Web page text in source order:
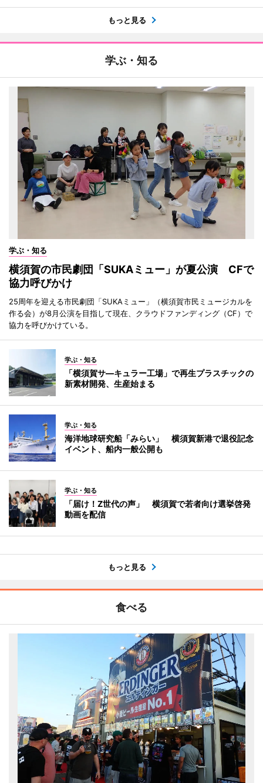
もっと見る
学ぶ・知る
学ぶ・知る
横須賀の市民劇団「SUKAミュー」が夏公演 CFで
協力呼びかけ
25周年を迎える市民劇団「SUKAミュー」（横須賀市民ミュージカルを
作る会）が8月公演を目指して現在、クラウドファンディング（CF）で
協力を呼びかけている。
学ぶ・知る
「横須賀サ―キュラー工場」で再生プラスチックの
新素材開発、生産始まる
学ぶ・知る
海洋地球研究船「みらい」 横須賀新港で退役記念
イベント、船内一般公開も
学ぶ・知る
「届け！Z世代の声」 横須賀で若者向け選挙啓発
動画を配信
もっと見る
食べる